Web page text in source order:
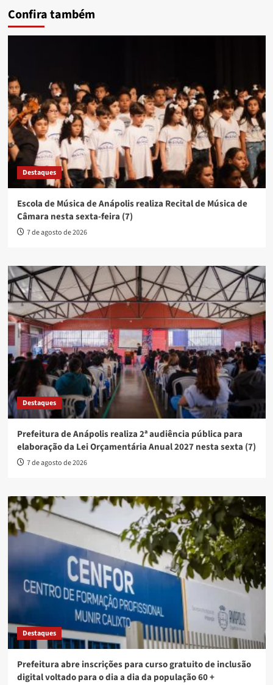
Confira também
Destaques
Escola de Música de Anápolis realiza Recital de Música de
Câmara nesta sexta-feira (7)
7 de agosto de 2026
Destaques
Prefeitura de Anápolis realiza 2ª audiência pública para
elaboração da Lei Orçamentária Anual 2027 nesta sexta (7)
7 de agosto de 2026
Destaques
Prefeitura abre inscrições para curso gratuito de inclusão
digital voltado para o dia a dia da população 60 +